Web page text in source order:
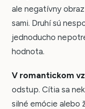
ale negatívny
sami. Druhí sú
jednoducho
hodnota.
V romantickom
odstup. Cítia sa
silné emócie alebo